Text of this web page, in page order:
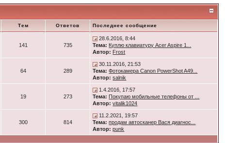
Тем Ответов Последнее сообщение
141 735
28.6.2016, 8:44
Тема: Куплю клавиатуру Acer Aspire 1...
Автор: Frost
64 289
30.11.2016, 21:53
Тема: Фотокамера Canon PowerShot A49...
Автор: salnik
19 273
1.4.2016, 17:57
Тема: Покупаю мобильные телефоны от ...
Автор: vitalik1024
300 814
11.2.2021, 19:57
Тема: продам автосканер Вася диагнос...
Автор: punk